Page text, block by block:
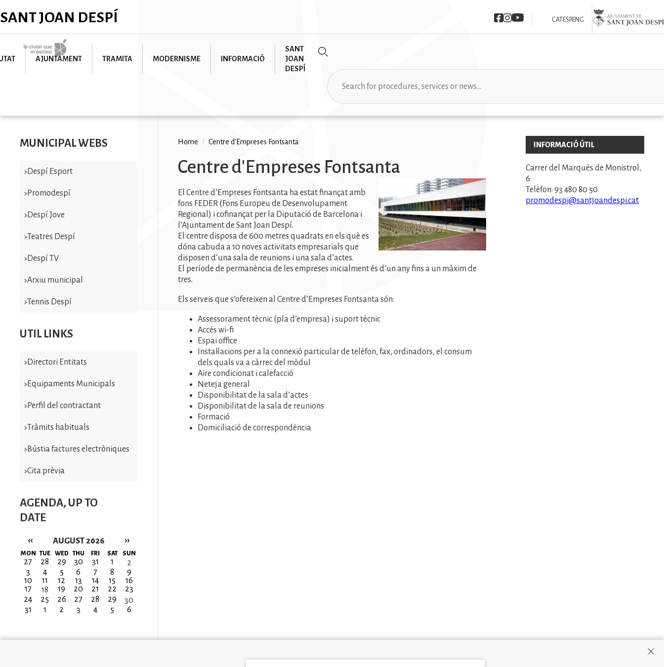
to
SANT JOAN DESPÍ Imatge
Imatge
Imatge CAT ESPENG
Imatge
Imatge
AJUNTAMENT TRAMITA MODERNISME INFORMACIÓ
SANT
JOAN
DESPÍ
Search
MUNICIPAL WEBS
Despí Esport
Promodespí
Despí Jove
Teatres Despí
Despí TV
Arxiu municipal
Tennis Despí
UTIL LINKS
Directori Entitats
Equipaments Municipals
Perfil del contractant
Tràmits habituals
Bústia factures electròniques
Cita prèvia
AGENDA, UP TO
DATE
AUGUST 2026
Pagination
‹‹ ››
MON TUE WED THU FRI SAT SUN
27 28 29 30 31 1
2
3
4 5 6 7 8
9
10
11 12 13 14 15
16
17
18 19 20 21 22
23
24
25 26 27 28 29
30
31
1 2 3 4 5 6
Breadcrumb
Home / Centre d'Empreses Fontsanta
Centre d'Empreses Fontsanta
El Centre d’Empreses Fontsanta ha estat finançat amb
fons FEDER (Fons Europeu de Desenvolupament
Regional) i cofinançat per la Diputació de Barcelona i
l’Ajuntament de Sant Joan Despí.
El centre disposa de 600 metres quadrats en els què es
dóna cabuda a 10 noves activitats empresarials que
disposen d’una sala de reunions i una sala d’actes.
El període de permanència de les empreses inicialment és d’un any fins a un màxim de
tres.
Els serveis que s’ofereixen al Centre d’Empreses Fontsanta són:
Assessorament tècnic (pla d’empresa) i suport tècnic
Accés wi-fi
Espai office
Instal·lacions per a la connexió particular de telèfon, fax, ordinadors, el consum
dels quals va a càrrec del mòdul
Aire condicionat i calefacció
Neteja general
Disponibilitat de la sala d’actes
Disponibilitat de la sala de reunions
Formació
Domiciliació de correspondència
INFORMACIÓ ÚTIL
Carrer del Marquès de Monistrol,
6
Telèfon: 93 480 80 50
promodespi@santjoandespi.cat